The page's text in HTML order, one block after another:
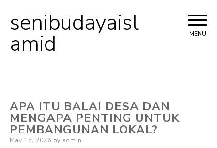
Skip
to
senibudayaisl
amid MENU
APA ITU BALAI DESA DAN
MENGAPA PENTING UNTUK
PEMBANGUNAN LOKAL?
Posted
May 15, 2026 by admin